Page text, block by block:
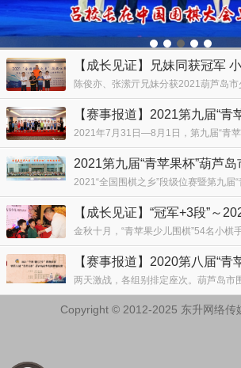
【成长见证】兄妹同获冠军
【成长见证】“冠军+3段”～
Copyright © 2012-2025 东升网络传